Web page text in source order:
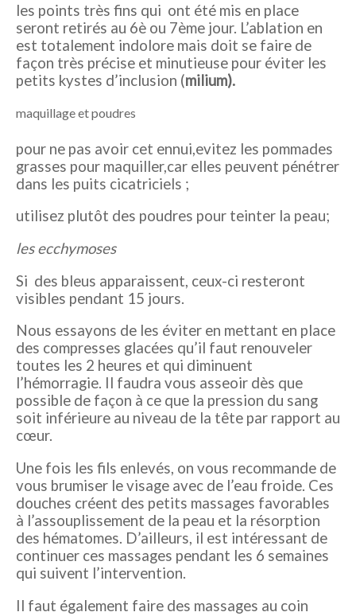
les points très fins qui ont été mis en place
seront retirés au 6è ou 7ème jour. L’ablation en
est totalement indolore mais doit se faire de
façon très précise et minutieuse pour éviter les
petits kystes d’inclusion (milium).
maquillage et poudres
pour ne pas avoir cet ennui,evitez les pommades
grasses pour maquiller,car elles peuvent pénétrer
dans les puits cicatriciels ;
utilisez plutôt des poudres pour teinter la peau;
les ecchymoses
Si des bleus apparaissent, ceux-ci resteront
visibles pendant 15 jours.
Nous essayons de les éviter en mettant en place
des compresses glacées qu’il faut renouveler
toutes les 2 heures et qui diminuent
l’hémorragie. Il faudra vous asseoir dès que
possible de façon à ce que la pression du sang
soit inférieure au niveau de la tête par rapport au
cœur.
Une fois les fils enlevés, on vous recommande de
vous brumiser le visage avec de l’eau froide. Ces
douches créent des petits massages favorables
à l’assouplissement de la peau et la résorption
des hématomes. D’ailleurs, il est intéressant de
continuer ces massages pendant les 6 semaines
qui suivent l’intervention.
Il faut également faire des massages au coin